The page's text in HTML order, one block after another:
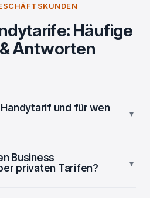
Häufige
Antworten
und für wen
▾
Business
privaten Tarifen?
▾